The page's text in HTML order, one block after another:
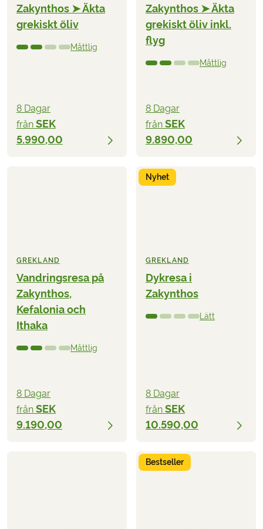
Zakynthos ➤ Äkta
grekiskt öliv
Måttlig
8 Dagar
från SEK
5.990,00
Zakynthos ➤ Äkta
grekiskt öliv inkl.
flyg
Måttlig
8 Dagar
från SEK
9.890,00
GREKLAND
Vandringsresa på
Zakynthos,
Kefalonia och
Ithaka
Måttlig
8 Dagar
från SEK
9.190,00
Nyhet
GREKLAND
Dykresa i
Zakynthos
Lätt
8 Dagar
från SEK
10.590,00
Bestseller